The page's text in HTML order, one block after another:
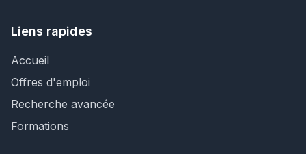
Liens rapides
Accueil
Offres d'emploi
Recherche avancée
Formations